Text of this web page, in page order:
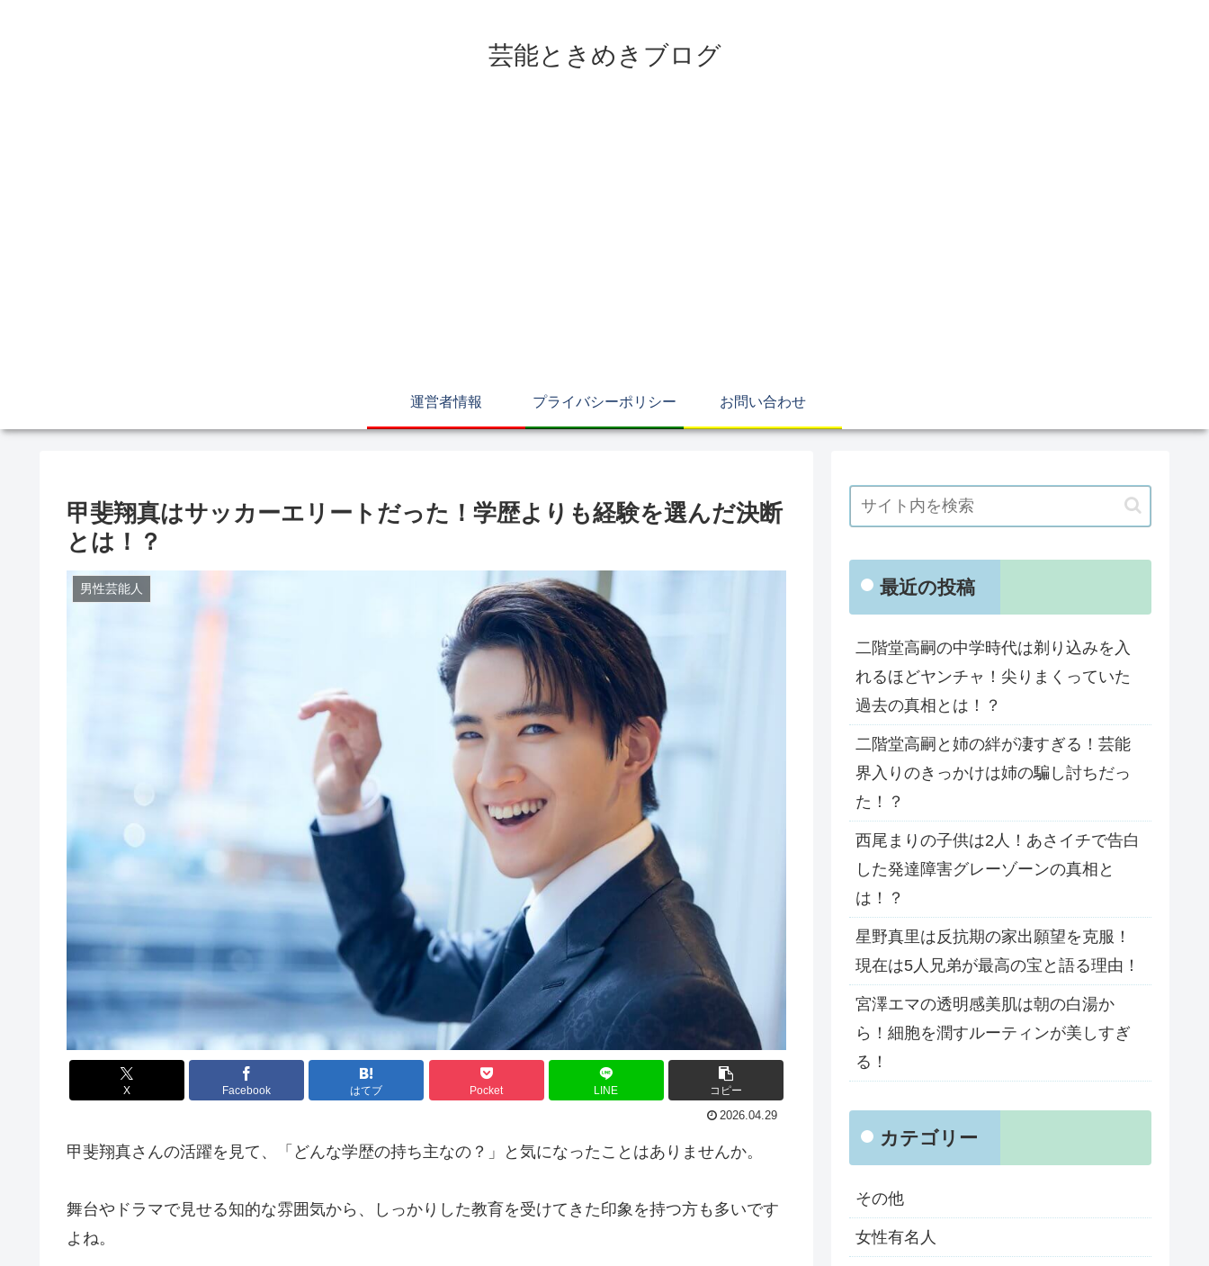
芸能ときめきブログ
運営者情報 プライバシーポリシー お問い合わせ
甲斐翔真はサッカーエリートだった！学歴よりも経験を選んだ決断
とは！？
男性芸能人
X Facebook はてブ Pocket LINE コピー
2026.04.29
甲斐翔真さんの活躍を見て、「どんな学歴の持ち主なの？」と気になったことはありませんか。
舞台やドラマで見せる知的な雰囲気から、しっかりした教育を受けてきた印象を持つ方も多いです
よね。
最近の投稿
二階堂高嗣の中学時代は剃り込みを入
れるほどヤンチャ！尖りまくっていた
過去の真相とは！？
二階堂高嗣と姉の絆が凄すぎる！芸能
界入りのきっかけは姉の騙し討ちだっ
た！？
西尾まりの子供は2人！あさイチで告白
した発達障害グレーゾーンの真相と
は！？
星野真里は反抗期の家出願望を克服！
現在は5人兄弟が最高の宝と語る理由！
宮澤エマの透明感美肌は朝の白湯か
ら！細胞を潤すルーティンが美しすぎ
る！
カテゴリー
その他
女性有名人